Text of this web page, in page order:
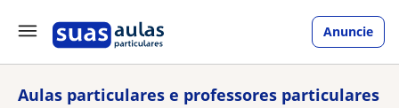
Anuncie
Aulas particulares e professores particulares